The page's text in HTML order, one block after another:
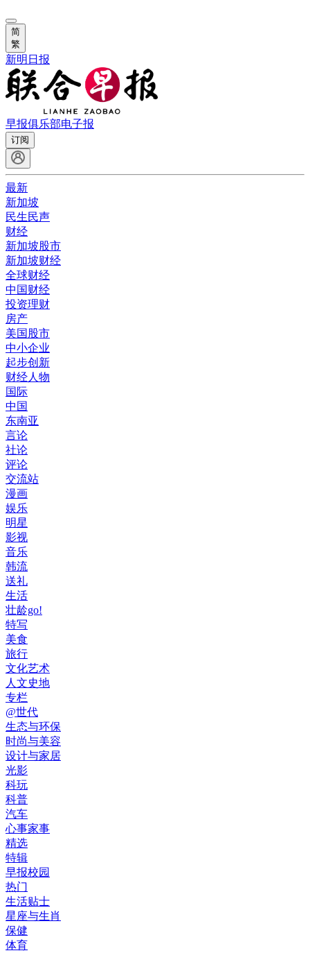
简
繁
新明日报
早报俱乐部电子报
订阅
最新
新加坡
民生民声
财经
新加坡股市
新加坡财经
全球财经
中国财经
投资理财
房产
美国股市
中小企业
起步创新
财经人物
国际
中国
东南亚
言论
社论
评论
交流站
漫画
娱乐
明星
影视
音乐
韩流
送礼
生活
壮龄go!
特写
美食
旅行
文化艺术
人文史地
专栏
@世代
生态与环保
时尚与美容
设计与家居
光影
科玩
科普
汽车
心事家事
精选
特辑
早报校园
热门
生活贴士
星座与生肖
保健
体育